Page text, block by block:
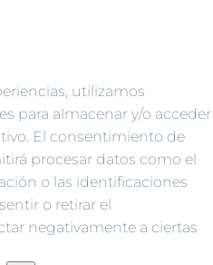
utilizamos
para almacenar y/o acceder
El consentimiento de
procesar datos como el
o las identificaciones
o retirar el
negativamente a ciertas